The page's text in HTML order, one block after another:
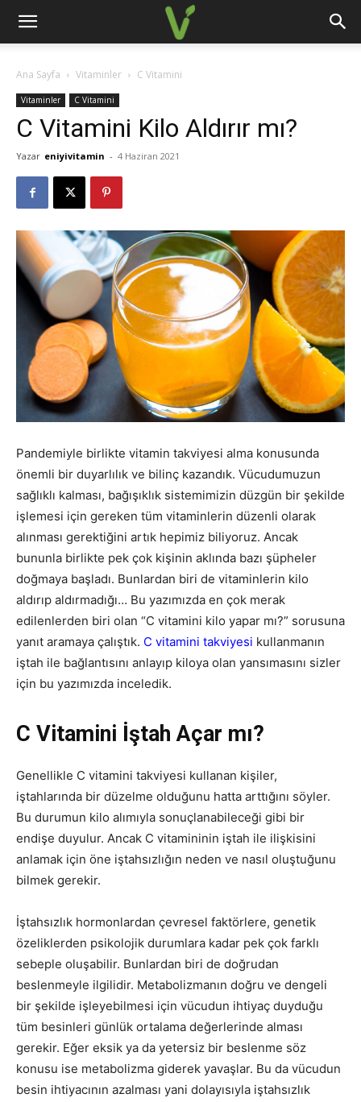
Ana Sayfa Vitaminler C Vitamini
Vitaminler C Vitamini
C Vitamini Kilo Aldırır mı?
Yazar eniyivitamin - 4 Haziran 2021
Pandemiyle birlikte vitamin takviyesi alma konusunda
önemli bir duyarlılık ve bilinç kazandık. Vücudumuzun
sağlıklı kalması, bağışıklık sistemimizin düzgün bir şekilde
işlemesi için gereken tüm vitaminlerin düzenli olarak
alınması gerektiğini artık hepimiz biliyoruz. Ancak
bununla birlikte pek çok kişinin aklında bazı şüpheler
doğmaya başladı. Bunlardan biri de vitaminlerin kilo
aldırıp aldırmadığı… Bu yazımızda en çok merak
edilenlerden biri olan “C vitamini kilo yapar mı?” sorusuna
yanıt aramaya çalıştık. C vitamini takviyesi kullanmanın
iştah ile bağlantısını anlayıp kiloya olan yansımasını sizler
için bu yazımızda inceledik.
C Vitamini İştah Açar mı?
Genellikle C vitamini takviyesi kullanan kişiler,
iştahlarında bir düzelme olduğunu hatta arttığını söyler.
Bu durumun kilo alımıyla sonuçlanabileceği gibi bir
endişe duyulur. Ancak C vitamininin iştah ile ilişkisini
anlamak için öne iştahsızlığın neden ve nasıl oluştuğunu
bilmek gerekir.
İştahsızlık hormonlardan çevresel faktörlere, genetik
özeliklerden psikolojik durumlara kadar pek çok farklı
sebeple oluşabilir. Bunlardan biri de doğrudan
beslenmeyle ilgilidir. Metabolizmanın doğru ve dengeli
bir şekilde işleyebilmesi için vücudun ihtiyaç duyduğu
tüm besinleri günlük ortalama değerlerinde alması
gerekir. Eğer eksik ya da yetersiz bir beslenme söz
konusu ise metabolizma giderek yavaşlar. Bu da vücudun
besin ihtiyacının azalması yani dolayısıyla iştahsızlık